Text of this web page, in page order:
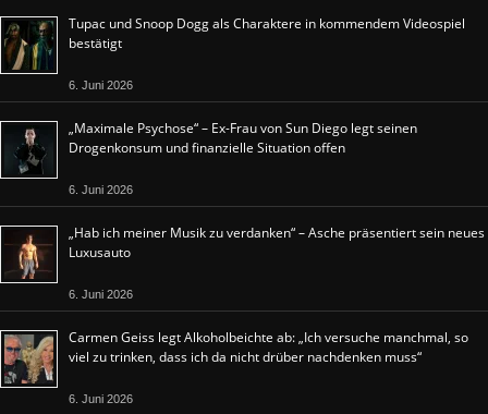
Tupac und Snoop Dogg als Charaktere in kommendem Videospiel
bestätigt
6. Juni 2026
„Maximale Psychose“ – Ex-Frau von Sun Diego legt seinen
Drogenkonsum und finanzielle Situation offen
6. Juni 2026
„Hab ich meiner Musik zu verdanken“ – Asche präsentiert sein neues
Luxusauto
6. Juni 2026
Carmen Geiss legt Alkoholbeichte ab: „Ich versuche manchmal, so
viel zu trinken, dass ich da nicht drüber nachdenken muss“
6. Juni 2026